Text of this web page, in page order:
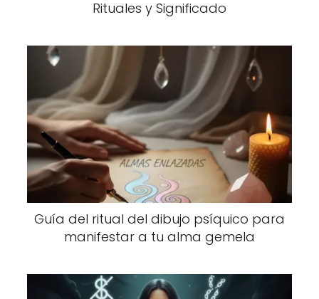
Rituales y Significado
Guía del ritual del dibujo psíquico para
manifestar a tu alma gemela